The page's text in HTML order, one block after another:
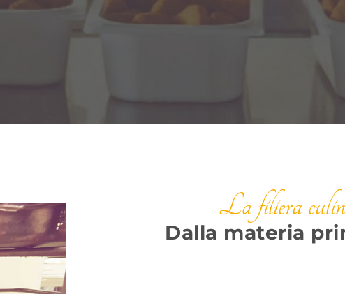
La filiera
Dalla materia